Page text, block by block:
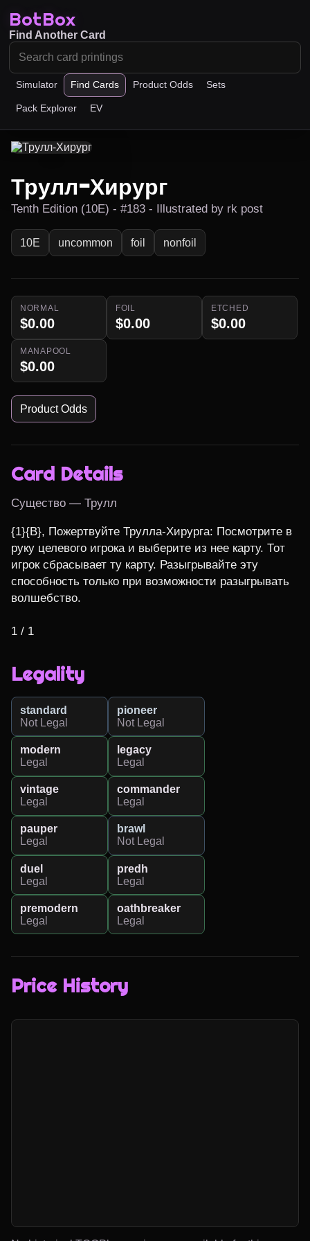
BotBox
Simulator Find Cards Product Odds Sets
Pack Explorer EV
Find Another Card
Трулл-Хирург
Tenth Edition (10E) - #183 - Illustrated by rk post
10E uncommon foil nonfoil
NORMAL
$0.00
FOIL
$0.00
ETCHED
$0.00
MANAPOOL
$0.00
Product Odds
Card Details
Существо — Трулл
{1}{B}, Пожертвуйте Трулла-Хирурга: Посмотрите в
руку целевого игрока и выберите из нее карту. Тот
игрок сбрасывает ту карту. Разыгрывайте эту
способность только при возможности разыгрывать
волшебство.
1 / 1
Legality
standard
Not Legal
pioneer
Not Legal
modern
Legal
legacy
Legal
vintage
Legal
commander
Legal
pauper
Legal
brawl
Not Legal
duel
Legal
predh
Legal
premodern
Legal
oathbreaker
Legal
Price History